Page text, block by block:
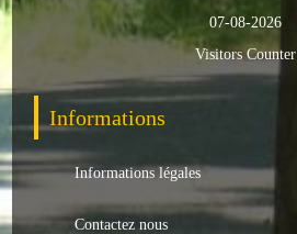
Capitale du chrysanthème
Nos entreprises
Industries
Transports
Commerces
07-08-2026
Visitors Counter
Informations
Informations légales
Contactez nous